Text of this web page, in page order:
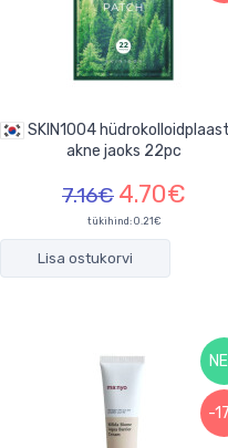
akne jaoks 22pc
7.16€ 4.70€
tükihind: 0.21€
Lisa ostukorvi
-